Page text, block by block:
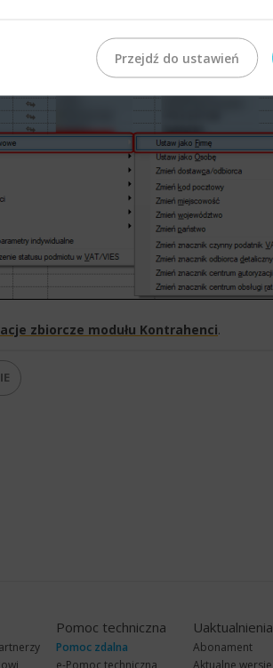
zbiorcze modułu Kontrahenci.
Pomoc techniczna
Pomoc zdalna
e-Pomoc techniczna
Uaktualnienia
Abonament
Aktualne wersje
Przejdź do ustawień